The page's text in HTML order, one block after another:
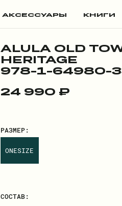
АКСЕССУАРЫ КНИГИ
ALULA OLD
HERITAGE
978-1-64980-
24 990 ₽
РАЗМЕР:
ONESIZE
СОСТАВ: